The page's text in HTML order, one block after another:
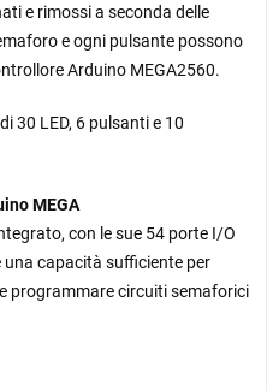
e rimossi a seconda delle
e ogni pulsante possono
Arduino MEGA2560.
30 LED, 6 pulsanti e 10
MEGA
con le sue 54 porte I/O
capacità sufficiente per
programmare circuiti semaforici